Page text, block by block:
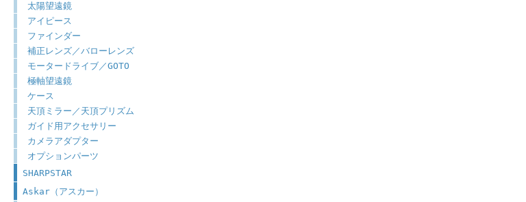
太陽望遠鏡
アイピース
ファインダー
補正レンズ／バローレンズ
モータードライブ／GOTO
極軸望遠鏡
ケース
天頂ミラー／天頂プリズム
ガイド用アクセサリー
カメラアダプター
オプションパーツ
SHARPSTAR
Askar（アスカー）